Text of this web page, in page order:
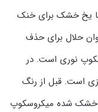
با یخ خشک برای خنک
حلال برای حذف
نوری است. در
است. قبل از رنگ
خشک شده میکروسکوپ